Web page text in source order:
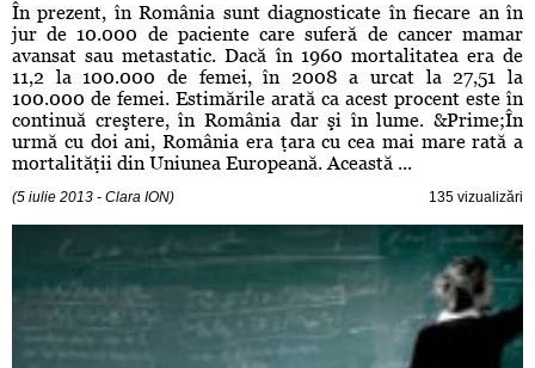
În prezent, în România sunt diagnosticate în fiecare an în
jur de 10.000 de paciente care suferă de cancer mamar
avansat sau metastatic. Dacă în 1960 mortalitatea era de
11,2 la 100.000 de femei, în 2008 a urcat la 27,51 la
100.000 de femei. Estimările arată ca acest procent este în
continuă creştere, în România dar şi în lume. &Prime;În
urmă cu doi ani, România era ţara cu cea mai mare rată a
mortalităţii din Uniunea Europeană. Această ...
(5 iulie 2013 - Clara ION) 135 vizualizări